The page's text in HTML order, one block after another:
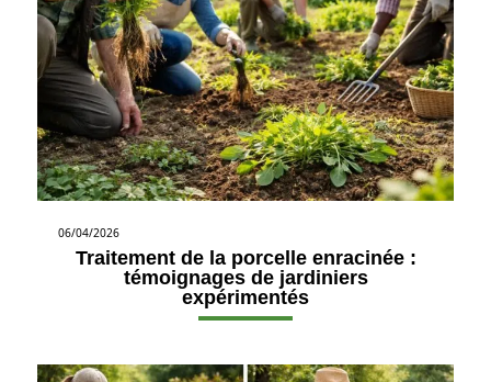
06/04/2026
Traitement de la porcelle enracinée :
témoignages de jardiniers
expérimentés